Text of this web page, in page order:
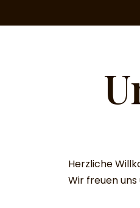
Herzliche
Wir freuen